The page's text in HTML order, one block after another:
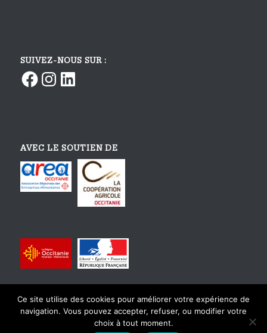
SUIVEZ-NOUS SUR :
FacebookInstagram
LinkedIn
AVEC LE SOUTIEN DE
Ce site utilise des cookies pour améliorer votre expérience de
navigation. Vous pouvez accepter, refuser, ou modifier votre
choix à tout moment.